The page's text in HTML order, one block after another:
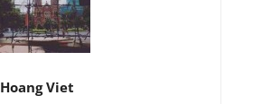
Hoang Viet